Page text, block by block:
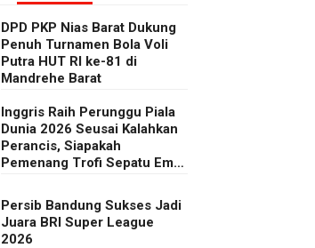
DPD PKP Nias Barat Dukung
Penuh Turnamen Bola Voli
Putra HUT RI ke-81 di
Mandrehe Barat
Inggris Raih Perunggu Piala
Dunia 2026 Seusai Kalahkan
Perancis, Siapakah
Pemenang Trofi Sepatu Emas
Persib Bandung Sukses Jadi
Juara BRI Super League
2026